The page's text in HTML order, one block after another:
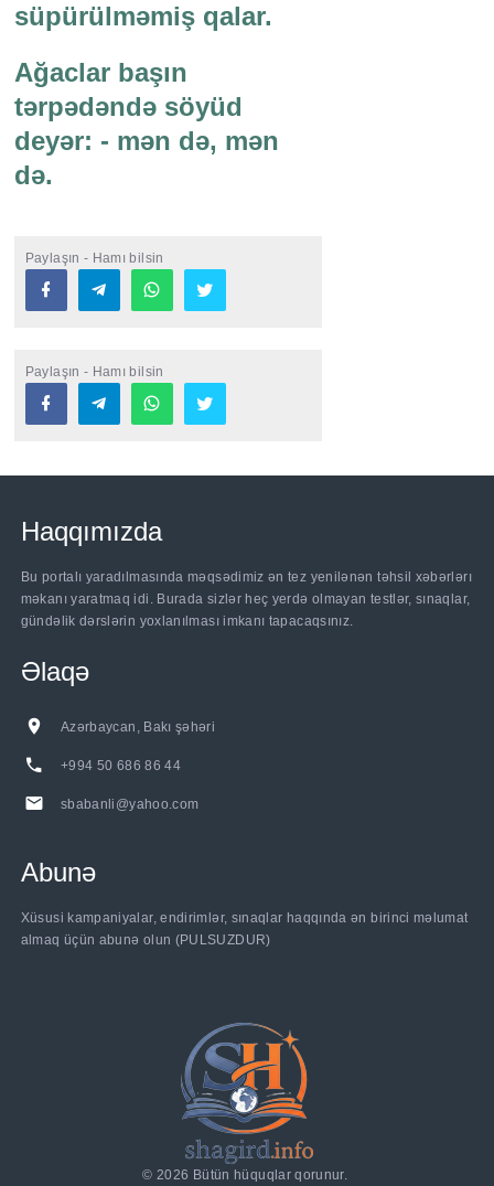
süpürülməmiş qalar.
Ağaclar başın
tərpədəndə söyüd
deyər: - mən də, mən
də.
Paylaşın - Hamı bilsin
Paylaşın - Hamı bilsin
Haqqımızda
Bu portalı yaradılmasında məqsədimiz ən tez yenilənən təhsil xəbərlərı
məkanı yaratmaq idi. Burada sizlər heç yerdə olmayan testlər, sınaqlar,
gündəlik dərslərin yoxlanılması imkanı tapacaqsınız.
Əlaqə
Azərbaycan, Bakı şəhəri
+994 50 686 86 44
sbabanli@yahoo.com
Abunə
Xüsusi kampaniyalar, endirimlər, sınaqlar haqqında ən birinci məlumat
almaq üçün abunə olun (PULSUZDUR)
©2026 Bütün hüquqlar qorunur.